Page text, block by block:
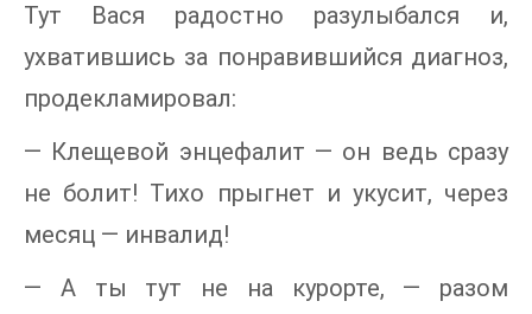
Тут Вася радостно разулыбался и,
ухватившись за понравившийся диагноз,
продекламировал:
— Клещевой энцефалит — он ведь сразу
не болит! Тихо прыгнет и укусит, через
месяц — инвалид!
— А ты тут не на курорте, — разом